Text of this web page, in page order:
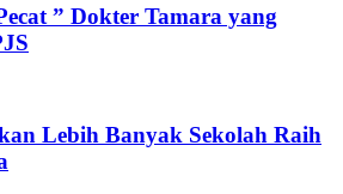
” Dokter Tamara yang
Lebih Banyak Sekolah Raih